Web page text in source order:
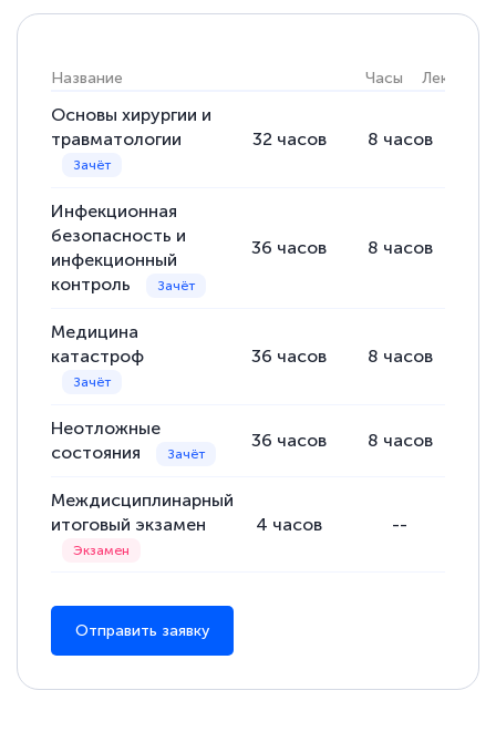
Светлана К
Знаток города 7 уровня
10 марта 2026
Оставила заявку на обучение онлайн, мне
быстро ответили, разъяснили все детали.
количество тематической литературы,
пособий и учебников доступно на время
аттестации, проблем не возникло ни на
каком этапе…
Название Часы Лекции
Основы хирургии и
травматологии
32 часов 8 часов
Инфекционная
безопасность и
инфекционный
контроль
36 часов 8 часов
Медицина
катастроф
36 часов 8 часов
Неотложные
состояния
36 часов 8 часов
Междисциплинарный
итоговый экзамен
4 часов --
Отправить заявку